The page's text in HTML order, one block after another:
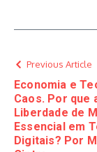
Previous Article
Economia e
Caos. Por que
Liberdade de
Essencial em
Digitais? Por